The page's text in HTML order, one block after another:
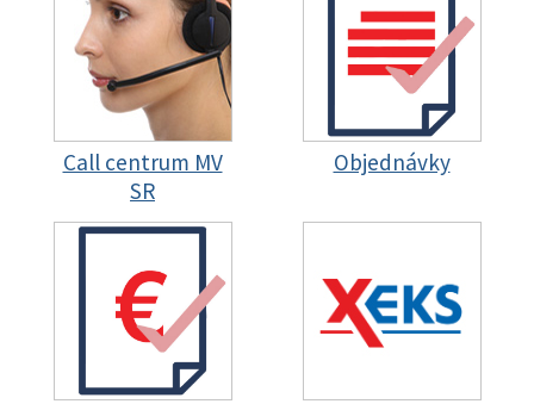
Call centrum MV
SR
Objednávky